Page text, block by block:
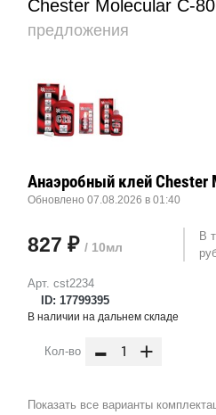
Chester Molecular C-80
предложения
Арт. cst2234
ID: 17799395
Анаэробный клей
Обновлено 07.08.2026 в 01:40
827 ₽ / 10мл
В
В наличии на дальнем складе
Кол-во - +
Показать все варианты